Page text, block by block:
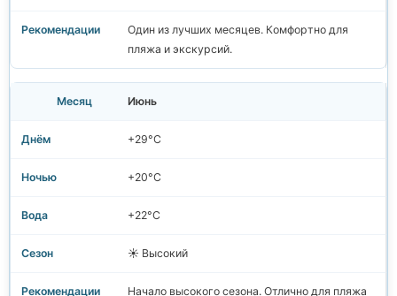
Один из лучших месяцев. Комфортно для
пляжа и экскурсий.
Июнь
+29°C
+20°C
+22°C
☀️ Высокий
Начало высокого сезона. Отлично для пляжа